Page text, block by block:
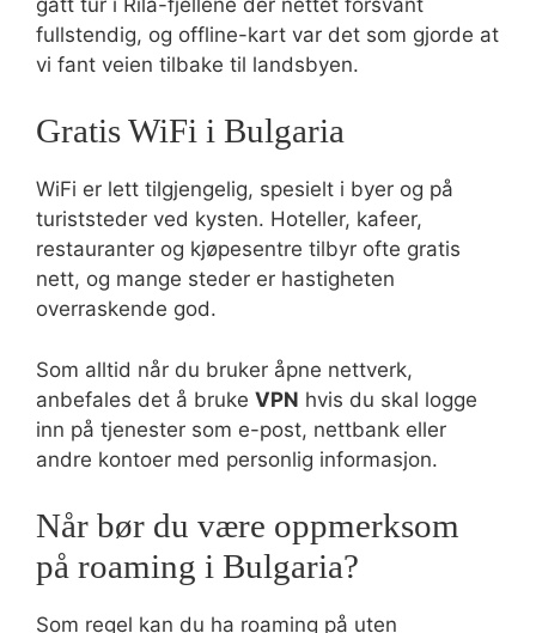
fullstendig, og offline-kart var det som gjorde at
vi fant veien tilbake til landsbyen.
Gratis WiFi i Bulgaria
WiFi er lett tilgjengelig, spesielt i byer og på
turiststeder ved kysten. Hoteller, kafeer,
restauranter og kjøpesentre tilbyr ofte gratis
nett, og mange steder er hastigheten
overraskende god.
Som alltid når du bruker åpne nettverk,
anbefales det å bruke VPN hvis du skal logge
inn på tjenester som e-post, nettbank eller
andre kontoer med personlig informasjon.
Når bør du være oppmerksom
på roaming i Bulgaria?
Som regel kan du ha roaming på uten